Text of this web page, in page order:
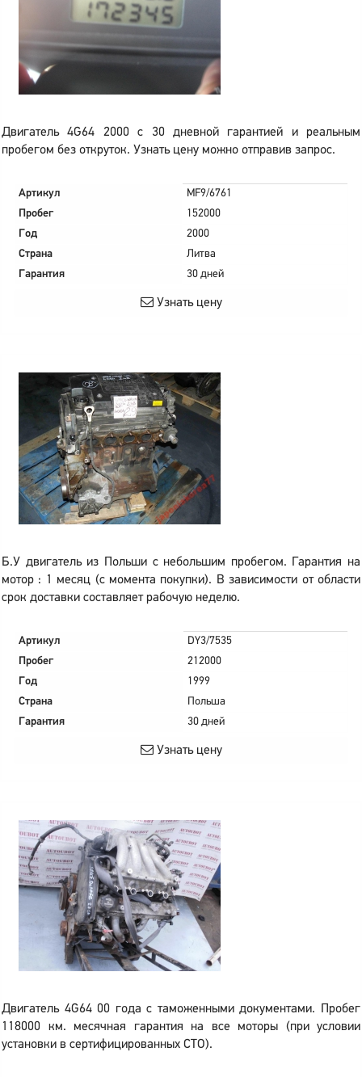
Двигатель 4G64 2000 с 30 дневной гарантией и реальным
пробегом без откруток. Узнать цену можно отправив запрос.
Артикул
MF9/6761
Пробег
152000
Год
2000
Страна
Литва
Гарантия
30 дней
Узнать цену
Б.У двигатель из Польши с небольшим пробегом. Гарантия на
мотор : 1 месяц (с момента покупки). В зависимости от области
срок доставки составляет рабочую неделю.
Артикул
DY3/7535
Пробег
212000
Год
1999
Страна
Польша
Гарантия
30 дней
Узнать цену
Двигатель 4G64 00 года с таможенными документами. Пробег
118000 км. месячная гарантия на все моторы (при условии
установки в сертифицированных СТО).